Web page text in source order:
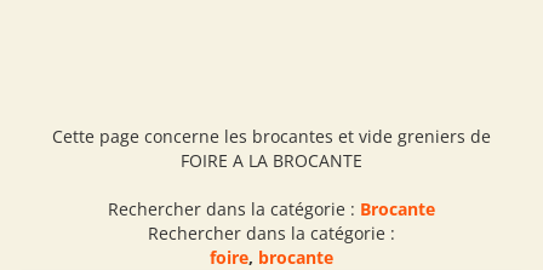
Cette page concerne les brocantes et vide greniers de
FOIRE A LA BROCANTE
Rechercher dans la catégorie : Brocante
Rechercher dans la catégorie :
foire, brocante